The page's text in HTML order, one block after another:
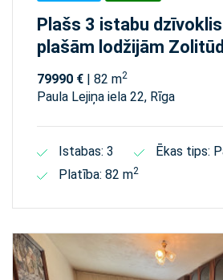
Plašs 3 istabu
plašām lodžijām
79990 € | 82 m2
Paula Lejiņa iela 22, Rīga
Istabas: 3
Ēkas tips:
Platība: 82 m2